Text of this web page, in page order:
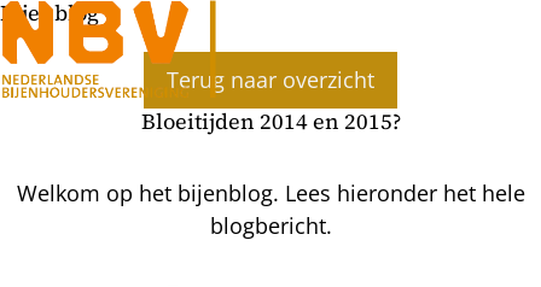
Bijenblog
Terug naar overzicht
Bloeitijden 2014 en 2015?
Welkom op het bijenblog. Lees hieronder het hele
blogbericht.